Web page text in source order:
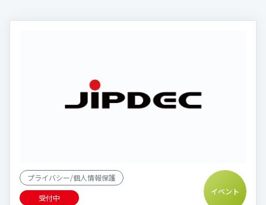
プライバシー/個人情報保護
受付中
イベント